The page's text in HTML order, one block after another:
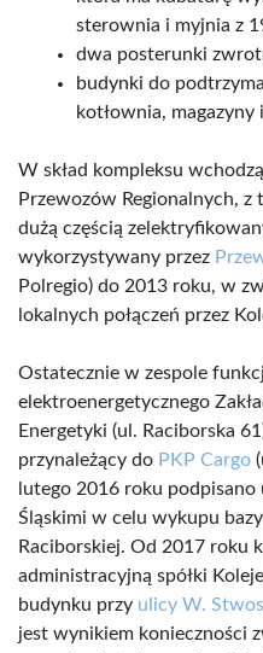
sterownia i myjnia z
dwa posterunki
budynki do
kotłownia, magazyny
W skład kompleksu
Przewozów Regionalnych,
dużą częścią
wykorzystywany przez
Polregio) do 2013 roku, w
lokalnych połączeń przez
Ostatecznie w zespole
elektroenergetycznego
Energetyki (ul. Raciborska
przynależący do PKP Cargo
lutego 2016 roku
Śląskimi w celu wykupu
Raciborskiej. Od 2017 roku
administracyjną spółki
budynku przy ulicy W.
jest wynikiem konieczności